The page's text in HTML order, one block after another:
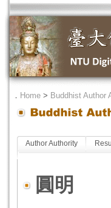
． Home > Buddhist Author
Author Authority
圓明